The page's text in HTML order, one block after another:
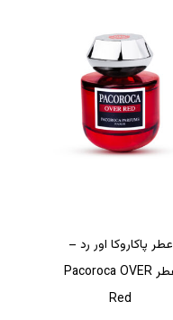
عطر پاکاروکا اور رد –
عطر Pacoroca OVER
Red